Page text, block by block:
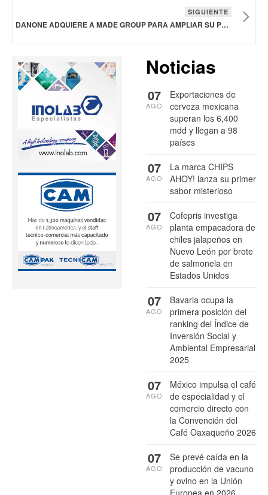
SIGUIENTE
DANONE ADQUIERE A MADE GROUP PARA AMPLIAR SU PRESENCIA EN ASIA PACÍFICO
Noticias
Exportaciones de
cerveza mexicana
superan los 6,400
mdd y llegan a 98
países
07
AGO
La marca CHIPS
AHOY! lanza su primer
sabor misterioso
07
AGO
Cofepris investiga
planta empacadora de
chiles jalapeños en
Nuevo León por brote
de salmonela en
Estados Unidos
07
AGO
Bavaria ocupa la
primera posición del
ranking del Índice de
Inversión Social y
Ambiental Empresarial
2025
07
AGO
México impulsa el café
de especialidad y el
comercio directo con
la Convención del
Café Oaxaqueño 2026
07
AGO
Se prevé caída en la
producción de vacuno
y ovino en la Unión
Europea en 2026
07
AGO